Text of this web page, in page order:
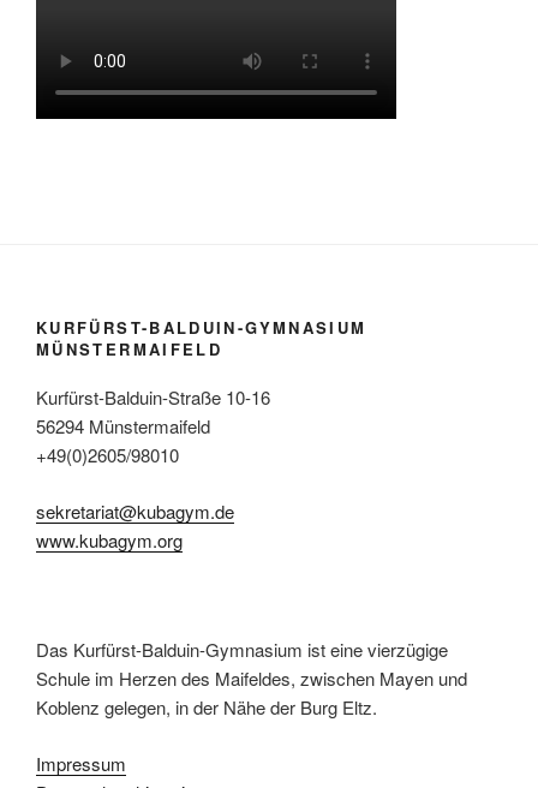
KURFÜRST-BALDUIN-GYMNASIUM
MÜNSTERMAIFELD
Kurfürst-Balduin-Straße 10-16
56294 Münstermaifeld
+49(0)2605/98010
sekretariat@kubagym.de
www.kubagym.org
Das Kurfürst-Balduin-Gymnasium ist eine vierzügige
Schule im Herzen des Maifeldes, zwischen Mayen und
Koblenz gelegen, in der Nähe der Burg Eltz.
Impressum